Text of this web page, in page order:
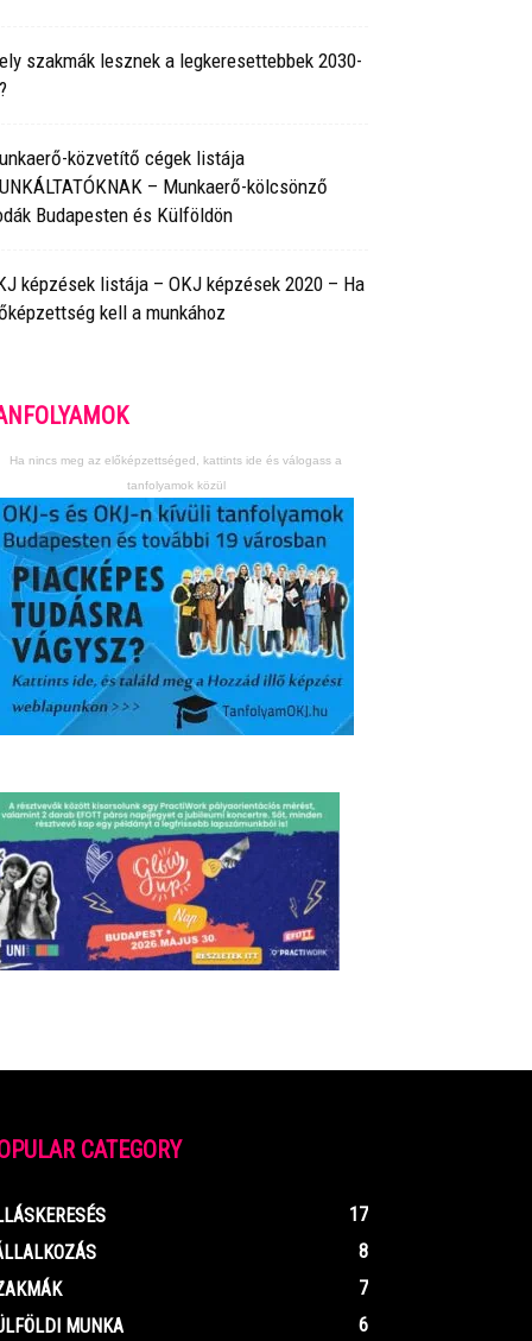
szakmák lesznek a legkeresettebbek 2030-
közvetítő cégek listája
– Munkaerő-kölcsönző
Budapesten és Külföldön
képzések listája – OKJ képzések 2020 – Ha
kell a munkához
Ha nincs meg az előképzettséged, kattints ide és válogass a
tanfolyamok közül
CATEGORY
17
8
7
MUNKA
6